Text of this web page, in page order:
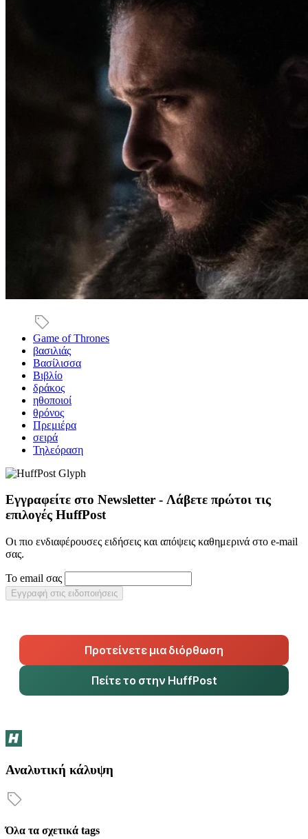
Game of Thrones
βασιλιάς
Βασίλισσα
Βιβλίο
δράκος
ηθοποιοί
θρόνος
Πρεμιέρα
σειρά
Τηλεόραση
Εγγραφείτε στο Newsletter - Λάβετε πρώτοι τις
επιλογές HuffPost
Οι πιο ενδιαφέρουσες ειδήσεις και απόψεις καθημερινά στο e-mail
σας.
Το email σας
Εγγραφή στις ειδοποιήσεις
Προτείνετε μια διόρθωση
Πείτε το στην HuffPost
Αναλυτική κάλυψη
Όλα τα σχετικά tags